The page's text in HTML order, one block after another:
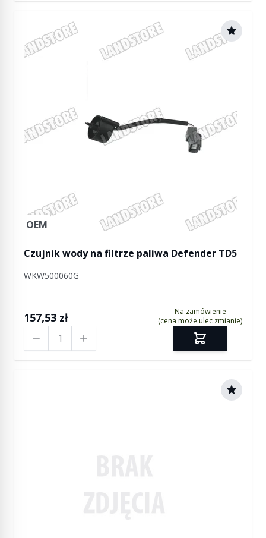
OEM
Czujnik wody na filtrze paliwa Defender TD5
WKW500060G
157,53 zł
Na zamówienie
(cena może ulec zmianie)